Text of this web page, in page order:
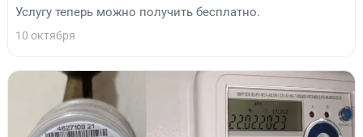
Услугу теперь можно получить бесплатно.
10 октября